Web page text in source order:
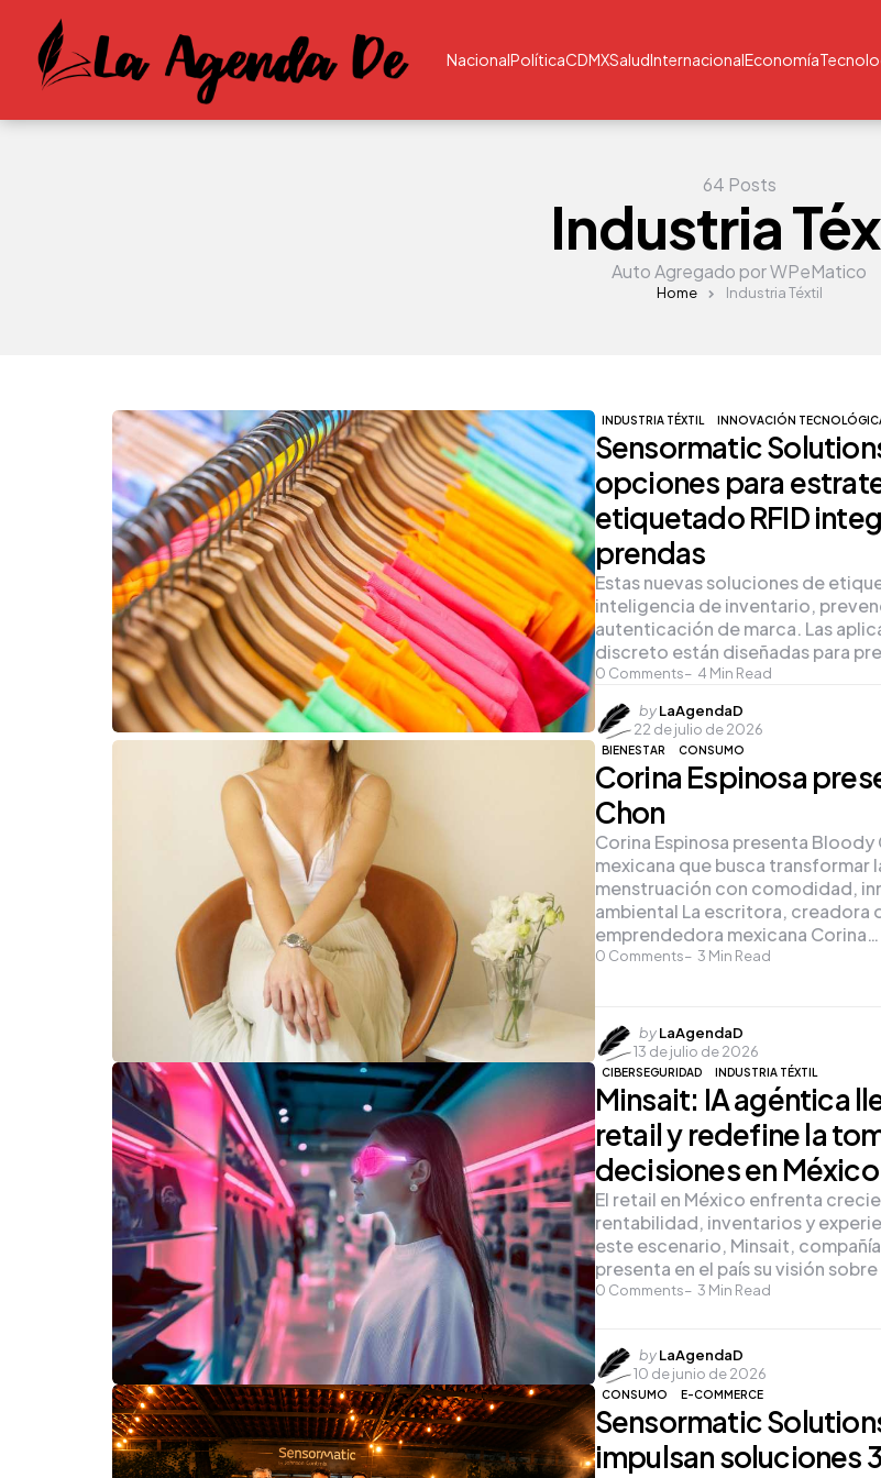
NacionalPolíticaCDMXSaludInternacionalEconomía
64 Posts
Industria
Auto Agregado por WPeMatico
Home Industria Téxtil
INDUSTRIA TÉXTIL INNOVACIÓN
Sensormatic
opciones para
etiquetado RFID
prendas
0 Comments 4 Min Read
Estas nuevas soluciones de
inteligencia de inventario,
autenticación de marca. Las
discreto están diseñadas para
Posted
by
by LaAgendaD
22 de julio de 2026
BIENESTAR CONSUMO
Corina Espinosa
Chon
0 Comments 3 Min Read
Corina Espinosa presenta Bloody
mexicana que busca transformar
menstruación con comodidad,
ambiental La escritora, creadora
emprendedora mexicana Corina…
Posted
by
by LaAgendaD
13 de julio de 2026
CIBERSEGURIDAD INDUSTRIA TÉXTIL
Minsait: IA agéntica
retail y redefine la
decisiones en México
0 Comments 3 Min Read
El retail en México enfrenta
rentabilidad, inventarios y
este escenario, Minsait,
presenta en el país su visión
Posted
by
by LaAgendaD
10 de junio de 2026
CONSUMO E-COMMERCE
Sensormatic
impulsan soluciones